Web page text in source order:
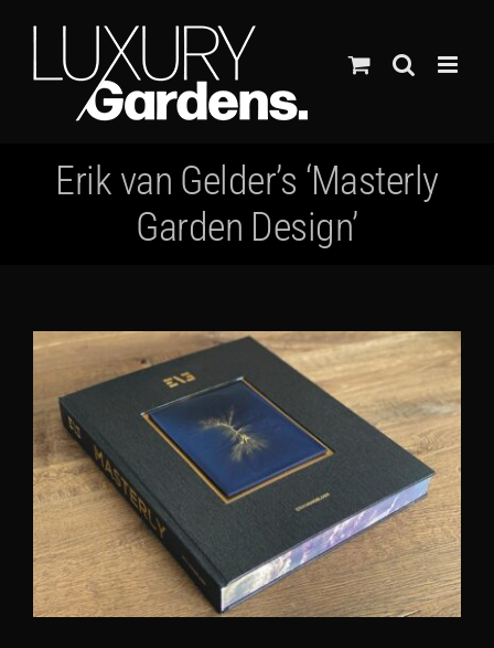
inhoud
Erik van Gelder’s ‘Masterly
Garden Design’
Bekijk
grotere
afbeelding